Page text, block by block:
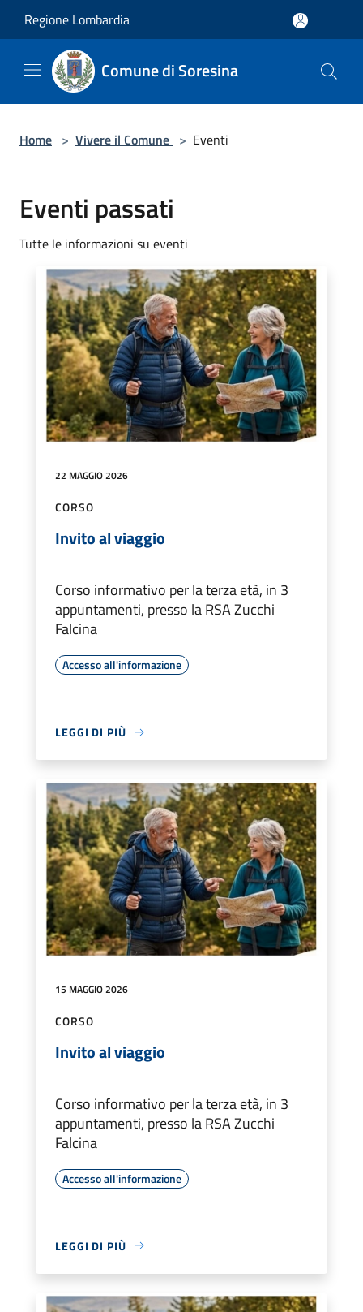
Regione Lombardia
Comune di Soresina
Home > Vivere il Comune > Eventi
Eventi passati
Tutte le informazioni su eventi
22 MAGGIO 2026
CORSO
Invito al viaggio
Corso informativo per la terza età, in 3
appuntamenti, presso la RSA Zucchi
Falcina
Accesso all'informazione
LEGGI DI PIÙ
15 MAGGIO 2026
CORSO
Invito al viaggio
Corso informativo per la terza età, in 3
appuntamenti, presso la RSA Zucchi
Falcina
Accesso all'informazione
LEGGI DI PIÙ